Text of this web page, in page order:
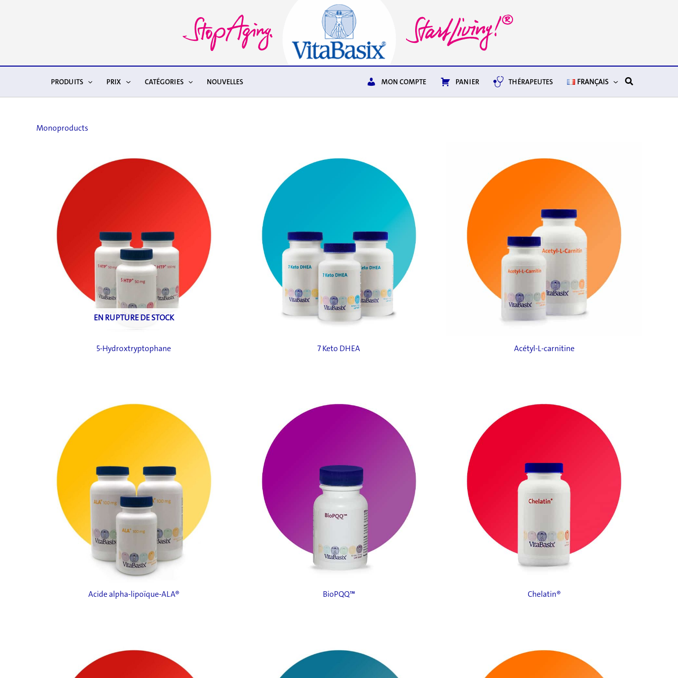
PRODUITS PRIX CATÉGORIES NOUVELLES MON COMPTE PANIER THÉRAPEUTES FRANÇAIS Rechercher
Monoproducts
EN RUPTURE DE STOCK
5-Hydroxtryptophane 7 Keto DHEA Acétyl-L-carnitine
Acide alpha-lipoïque-ALA® BioPQQ™ Chelatin®